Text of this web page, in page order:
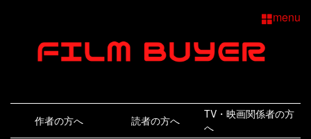
menu
作者の方へ 読者の方へ
TV・映画関係者の方
へ